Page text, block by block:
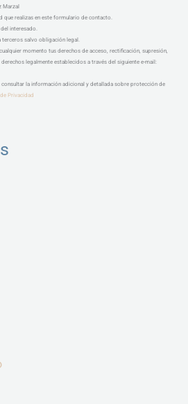
Marzal
que realizas en este formulario de contacto.
interesado.
terceros salvo obligación legal.
momento tus derechos de acceso, rectificación, supresión,
legalmente establecidos a través del siguiente e-mail:
consultar la información adicional y detallada sobre protección de
Privacidad